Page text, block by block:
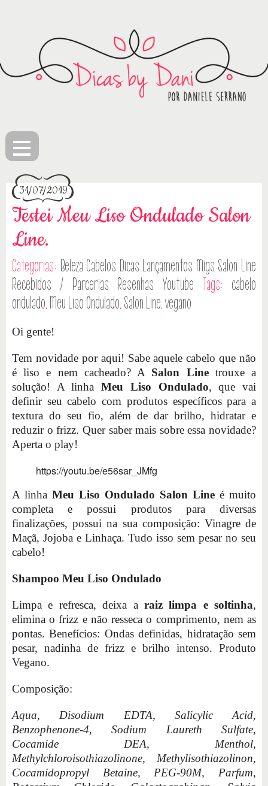
≡
31/07/2019
Testei Meu Liso Ondulado Salon
Line.
Categorias: Beleza Cabelos Dicas Lançamentos Migs Salon Line
Recebidos / Parcerias Resenhas Youtube Tags: cabelo
ondulado, Meu Liso Ondulado, Salon Line,vegano
Oi gente!
Tem novidade por aqui! Sabe aquele cabelo que não
é liso e nem cacheado? A Salon Linetrouxe a
solução! A linhaMeu Liso Ondulado, que vai
definir seu cabelo com produtos específicos para a
textura do seu fio, além de dar brilho, hidratar e
reduzir o frizz. Quer saber mais sobre essa novidade?
Aperta o play!
https://youtu.be/e56sar_JMfg
A linha Meu Liso Ondulado Salon Line é muito
completa e possui produtos para diversas
finalizações, possui na sua composição: Vinagre de
Maçã, Jojoba e Linhaça. Tudo isso sem pesar no seu
cabelo!
Shampoo Meu Liso Ondulado
Limpa e refresca, deixa a raiz limpa e soltinha,
elimina o frizz e não resseca o comprimento, nem as
pontas. Benefícios: Ondas definidas, hidratação sem
pesar, nadinha de frizz e brilho intenso. Produto
Vegano.
Composição:
Aqua, Disodium EDTA, Salicylic Acid,
Benzophenone-4, Sodium Laureth Sulfate,
Cocamide DEA, Menthol,
Methylchloroisothiazolinone, Methylisothiazolinon,
Cocamidopropyl Betaine, PEG-90M, Parfum,